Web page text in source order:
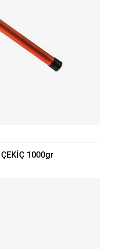
ÇEKİÇ 1000gr